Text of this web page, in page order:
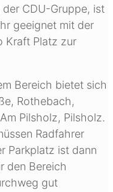
CDU-Gruppe, ist
geeignet mit der
Kraft Platz zur
bietet sich
Rothebach,
Pilsholz, Pilsholz.
Radfahrer
Parkplatz ist dann
den Bereich
gut